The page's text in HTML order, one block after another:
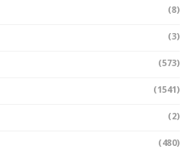
(8)
(3)
(573)
(1541)
(2)
(480)